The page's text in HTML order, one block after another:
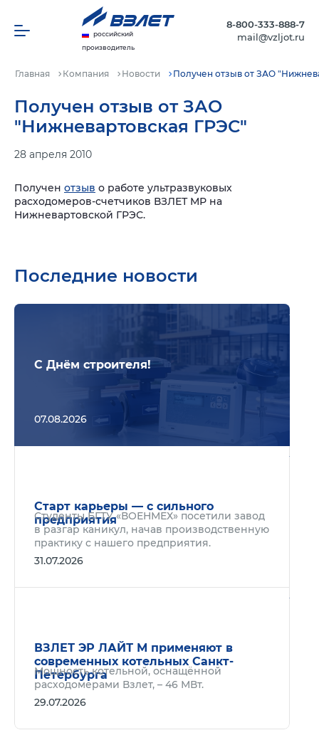
российский
производитель
8-800-333-888-7
mail@vzljot.ru
Главная Компания Новости Получен отзыв от ЗАО
Получен отзыв от ЗАО
"Нижневартовская ГРЭС"
28 апреля 2010
Получен отзыв о работе ультразвуковых
расходомеров-счетчиков ВЗЛЕТ МР на
Нижневартовской ГРЭС.
Последние новости
С Днём строителя!
07.08.2026
Старт карьеры — с сильного
предприятия
Студенты БГТУ «ВОЕНМЕХ» посетили завод
в разгар каникул, начав производственную
практику с нашего предприятия.
31.07.2026
ВЗЛЕТ ЭР ЛАЙТ М применяют в
современных котельных Санкт-
Петербурга
Мощность котельной, оснащённой
расходомерами Взлет, – 46 МВт.
29.07.2026